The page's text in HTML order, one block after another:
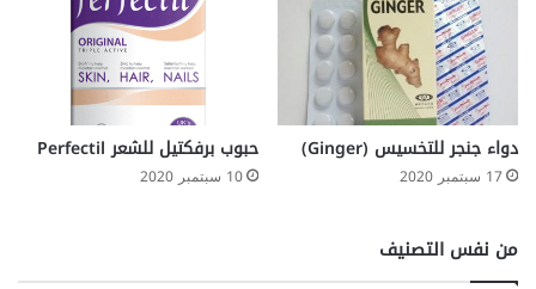
دواء جنجر للتخسيس (Ginger)
17 سبتمبر 2020
حبوب برفكتيل للشعر Perfectil
10 سبتمبر 2020
من نفس التصنيف